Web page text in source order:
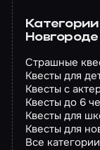
Новгороде
Страшные
Квесты для
Квесты с
Квесты до 6
Квесты для
Квесты для
Все